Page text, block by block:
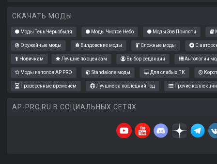
СКАЧАТЬ МОДЫ
Моды Тень Чернобыля Моды Чистое Небо Моды Зов Припяти
Оружейные моды Билдовские моды Сложные моды С
Новичкам Лучшие по оценкам Выбор редакции Антологии
Моды из топов AP PRO Standalone моды Для слабых ПК
Проверенные временем Лучшие за последний год Прочие коллекции
AP-PRO.RU В СОЦИАЛЬНЫХ СЕТЯХ